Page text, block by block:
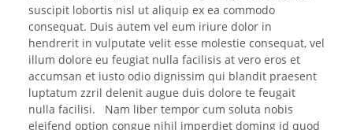
suscipit lobortis nisl ut aliquip ex ea commodo
consequat. Duis autem vel eum iriure dolor in
hendrerit in vulputate velit esse molestie consequat, vel
illum dolore eu feugiat nulla facilisis at vero eros et
accumsan et iusto odio dignissim qui blandit praesent
luptatum zzril delenit augue duis dolore te feugait
nulla facilisi. Nam liber tempor cum soluta nobis
eleifend option congue nihil imperdiet doming id quod